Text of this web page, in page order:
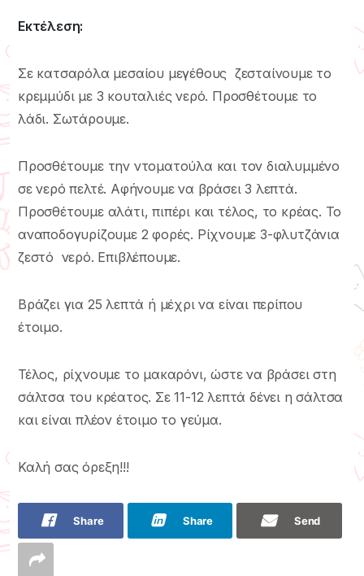
Εκτέλεση:
Σε κατσαρόλα μεσαίου μεγέθους ζεσταίνουμε το
κρεμμύδι με 3 κουταλιές νερό. Προσθέτουμε το
λάδι. Σωτάρουμε.
Προσθέτουμε την ντοματούλα και τον διαλυμμένο
σε νερό πελτέ. Αφήνουμε να βράσει 3 λεπτά.
Προσθέτουμε αλάτι, πιπέρι και τέλος, το κρέας. Το
αναποδογυρίζουμε 2 φορές. Ρίχνουμε 3-φλυτζάνια
ζεστό νερό. Επιβλέπουμε.
Βράζει για 25 λεπτά ή μέχρι να είναι περίπου
έτοιμο.
Τέλος, ρίχνουμε το μακαρόνι, ώστε να βράσει στη
σάλτσα του κρέατος. Σε 11-12 λεπτά δένει η σάλτσα
και είναι πλέον έτοιμο το γεύμα.
Καλή σας όρεξη!!!
Share Share Send